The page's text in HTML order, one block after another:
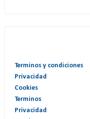
Terminos y condiciones
Privacidad
Cookies
Terminos
Privacidad